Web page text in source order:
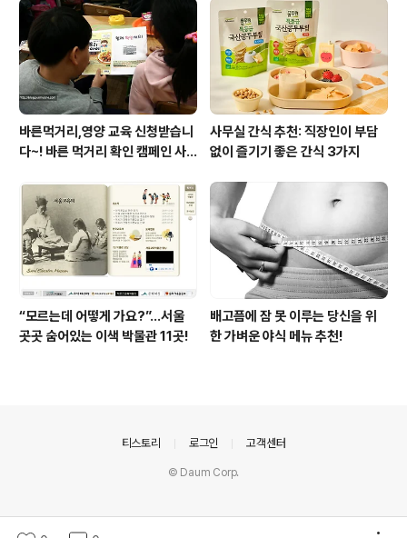
바른먹거리,영양 교육 신청받습니
다~! 바른 먹거리 확인 캠페인 사
사무실 간식 추천: 직장인이 부담
없이 즐기기 좋은 간식 3가지
“모르는데 어떻게 가요?”...서울
곳곳 숨어있는 이색 박물관 11곳!
배고픔에 잠 못 이루는 당신을 위
한 가벼운 야식 메뉴 추천!
티스토리 로그인 고객센터
© Daum Corp.